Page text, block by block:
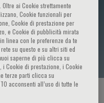
ai Cookie strettamente
Cookie funzionali per
Cookie di prestazione per
e Cookie di pubblicità mirata
linea con le preferenze da te
su questo e su altri siti ed
saperne di più clicca su
Cookie di prestazione, i Cookie
terze parti clicca su
acconsenti all’uso di tutte le